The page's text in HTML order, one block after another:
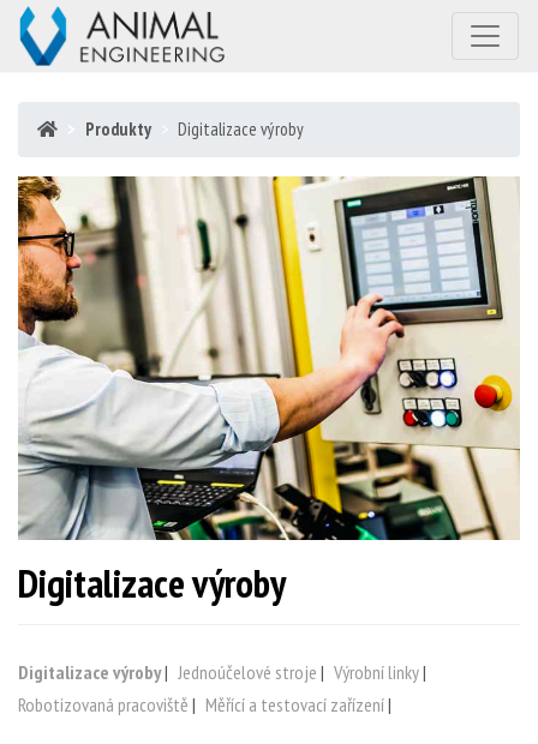
Produkty Digitalizace výroby
Digitalizace výroby
Digitalizace výroby| Jednoúčelové stroje | Výrobní linky|
Robotizovaná pracoviště | Měřící a testovací zařízení|